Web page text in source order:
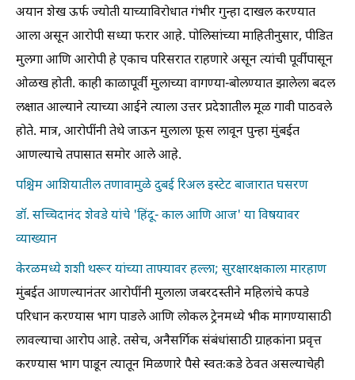
अयान शेख ऊर्फ ज्योती याच्याविरोधात गंभीर गुन्हा दाखल करण्यात
आला असून आरोपी सध्या फरार आहे. पोलिसांच्या माहितीनुसार, पीडित
मुलगा आणि आरोपी हे एकाच परिसरात राहणारे असून त्यांची पूर्वीपासून
ओळख होती. काही काळापूर्वी मुलाच्या वागण्या-बोलण्यात झालेला बदल
लक्षात आल्याने त्याच्या आईने त्याला उत्तर प्रदेशातील मूळ गावी पाठवले
होते. मात्र, आरोपींनी तेथे जाऊन मुलाला फूस लावून पुन्हा मुंबईत
आणल्याचे तपासात समोर आले आहे.
पश्चिम आशियातील तणावामुळे दुबई रिअल इस्टेट बाजारात घसरण
डॉ. सच्चिदानंद शेवडे यांचे 'हिंदू- काल आणि आज' या विषयावर
व्याख्यान
केरळमध्ये शशी थरूर यांच्या ताफ्यावर हल्ला; सुरक्षारक्षकाला मारहाण
मुंबईत आणल्यानंतर आरोपींनी मुलाला जबरदस्तीने महिलांचे कपडे
परिधान करण्यास भाग पाडले आणि लोकल ट्रेनमध्ये भीक मागण्यासाठी
लावल्याचा आरोप आहे. तसेच, अनैसर्गिक संबंधांसाठी ग्राहकांना प्रवृत्त
करण्यास भाग पाडून त्यातून मिळणारे पैसे स्वतःकडे ठेवत असल्याचेही